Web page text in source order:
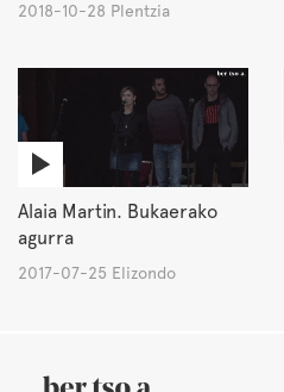
2018-10-28 Plentzia
Alaia Martin. Bukaerako
agurra
2017-07-25 Elizondo